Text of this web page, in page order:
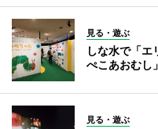
見る・遊ぶ
しな水で「
ぺこあおむし
見る・遊ぶ